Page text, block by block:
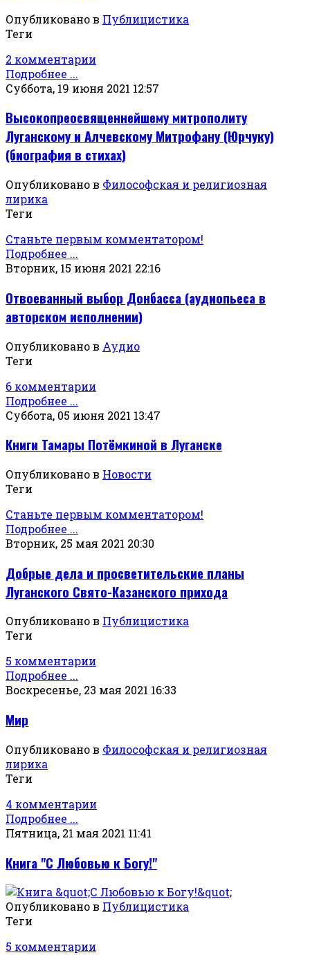
Опубликовано в Публицистика
Теги
2 комментарии
Подробнее ...
Суббота, 19 июня 2021 12:57
Высокопреосвященнейшему митрополиту
Луганскому и Алчевскому Митрофану (Юрчуку)
(биография в стихах)
Опубликовано в Философская и религиозная
лирика
Теги
Станьте первым комментатором!
Подробнее ...
Вторник, 15 июня 2021 22:16
Отвоеванный выбор Донбасса (аудиопьеса в
авторском исполнении)
Опубликовано в Аудио
Теги
6 комментарии
Подробнее ...
Суббота, 05 июня 2021 13:47
Книги Тамары Потёмкиной в Луганске
Опубликовано в Новости
Теги
Станьте первым комментатором!
Подробнее ...
Вторник, 25 мая 2021 20:30
Добрые дела и просветительские планы
Луганского Свято-Казанского прихода
Опубликовано в Публицистика
Теги
5 комментарии
Подробнее ...
Воскресенье, 23 мая 2021 16:33
Мир
Опубликовано в Философская и религиозная
лирика
Теги
4 комментарии
Подробнее ...
Пятница, 21 мая 2021 11:41
Книга "С Любовью к Богу!"
Опубликовано в Публицистика
Теги
5 комментарии